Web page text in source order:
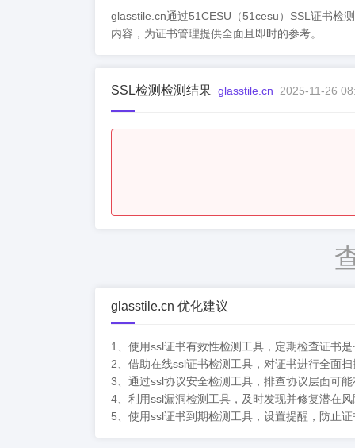
glasstile.cn通过51CESU（51cesu）SSL证书检
内容，为证书管理提供全面且即时的参考。
SSL检测检测结果 glasstile.cn 2025-11-26
glasstile.cn 优化建议
1、使用ssl证书有效性检测工具，定期检查证书
2、借助在线ssl证书检测工具，对证书进行全面
3、通过ssl协议安全检测工具，排查协议层面可
4、利用ssl漏洞检测工具，及时发现并修复潜在
5、使用ssl证书到期检测工具，设置提醒，防止